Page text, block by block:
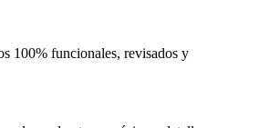
100% funcionales, revisados y